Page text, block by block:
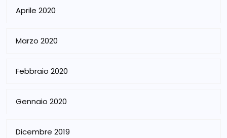
Aprile 2020
Marzo 2020
Febbraio 2020
Gennaio 2020
Dicembre 2019